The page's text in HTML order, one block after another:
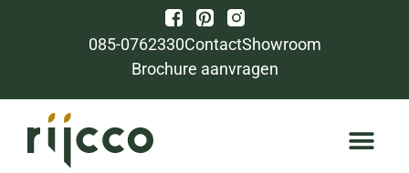
085-0762330ContactShowroom
Brochure aanvragen